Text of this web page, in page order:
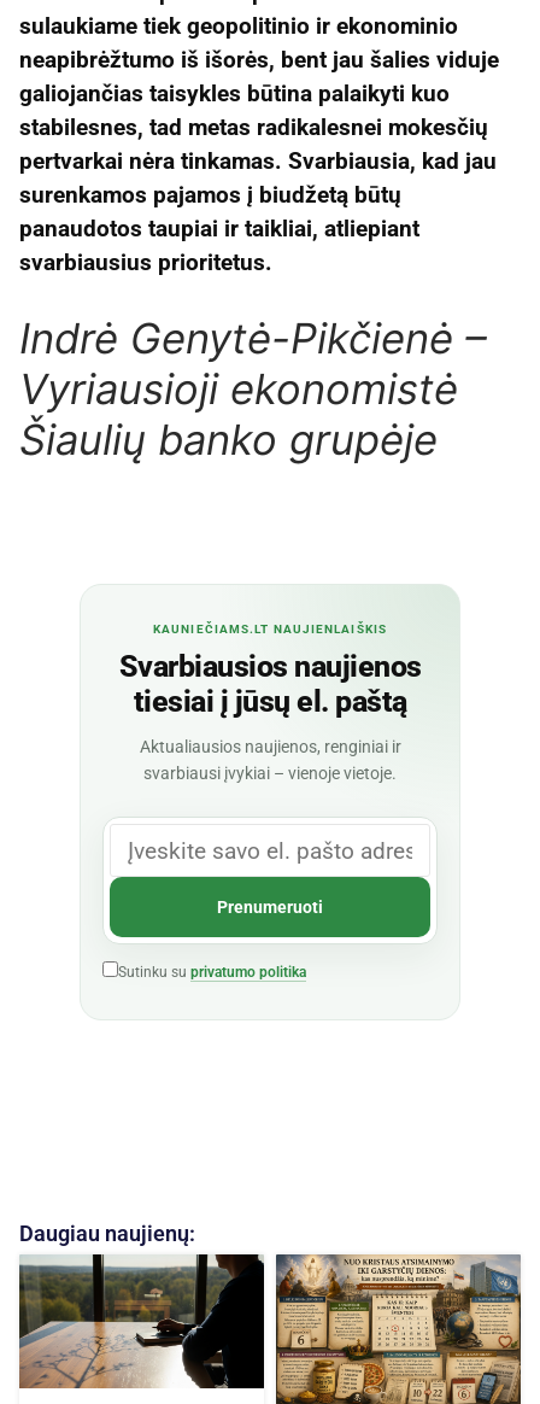
sulaukiame tiek geopolitinio ir ekonominio
neapibrėžtumo iš išorės, bent jau šalies viduje
galiojančias taisykles būtina palaikyti kuo
stabilesnes, tad metas radikalesnei mokesčių
pertvarkai nėra tinkamas. Svarbiausia, kad jau
surenkamos pajamos į biudžetą būtų
panaudotos taupiai ir taikliai, atliepiant
svarbiausius prioritetus.
Indrė Genytė-Pikčienė –
Vyriausioji ekonomistė
Šiaulių banko grupėje
KAUNIEČIAMS.LT NAUJIENLAIŠKIS
Svarbiausios naujienos
tiesiai į jūsų el. paštą
Aktualiausios naujienos, renginiai ir
svarbiausi įvykiai – vienoje vietoje.
Sutinku su privatumo politika
Daugiau naujienų: